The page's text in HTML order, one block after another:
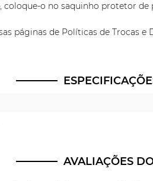
coloque-o no saquinho protetor
páginas de Políticas de Trocas
AVALIAÇÕES